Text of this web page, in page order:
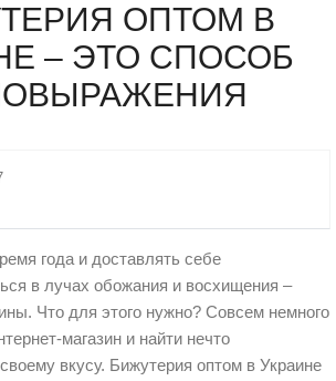
ОПТОМ В
– ЭТО СПОСОБ
года и доставлять себе
в лучах обожания и восхищения –
Что для этого нужно? Совсем немного
магазин и найти нечто
вкусу. Бижутерия оптом в Украине